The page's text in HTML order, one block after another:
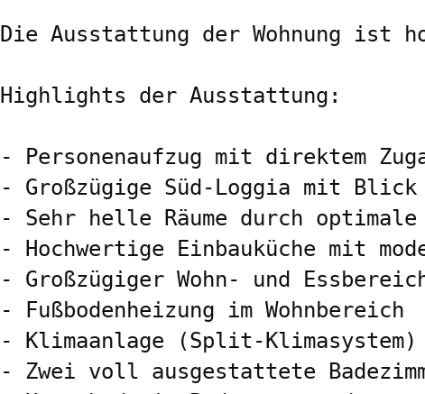
Die Ausstattung der Wohnung ist
Highlights der Ausstattung:
- Personenaufzug mit direktem
- Großzügige Süd-Loggia mit Blick
- Sehr helle Räume durch optimale
- Hochwertige Einbauküche mit
- Großzügiger Wohn- und
- Fußbodenheizung im Wohnbereich
- Klimaanlage (Split-Klimasystem)
- Zwei voll ausgestattete